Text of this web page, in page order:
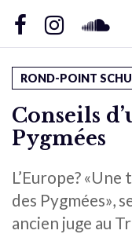
ROND-POINT
Conseils
Pygmées
L’Europe?
des Pygmées»,
ancien juge au